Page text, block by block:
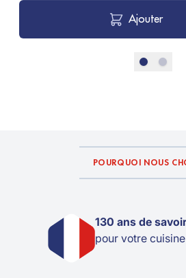
Ajouter
POURQUOI NOUS
130 ans de
pour votre cuisine